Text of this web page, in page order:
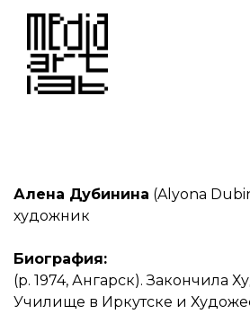
Алена Дубинина (Alyona
художник
Биография:
(р. 1974, Ангарск). Закончила
Училище в Иркутске и